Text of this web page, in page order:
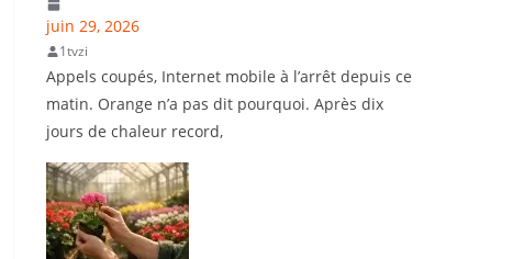
juin 29, 2026
1tvzi
Appels coupés, Internet mobile à l’arrêt depuis ce
matin. Orange n’a pas dit pourquoi. Après dix
jours de chaleur record,